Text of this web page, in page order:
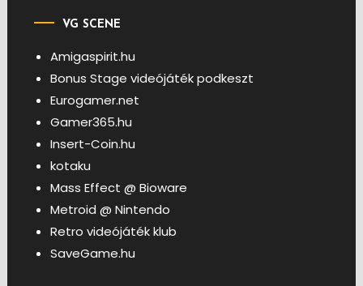
VG SCENE
Amigaspirit.hu
Bonus Stage videójáték podkeszt
Eurogamer.net
Gamer365.hu
Insert-Coin.hu
kotaku
Mass Effect @ Bioware
Metroid @ Nintendo
Retro videójáték klub
SaveGame.hu